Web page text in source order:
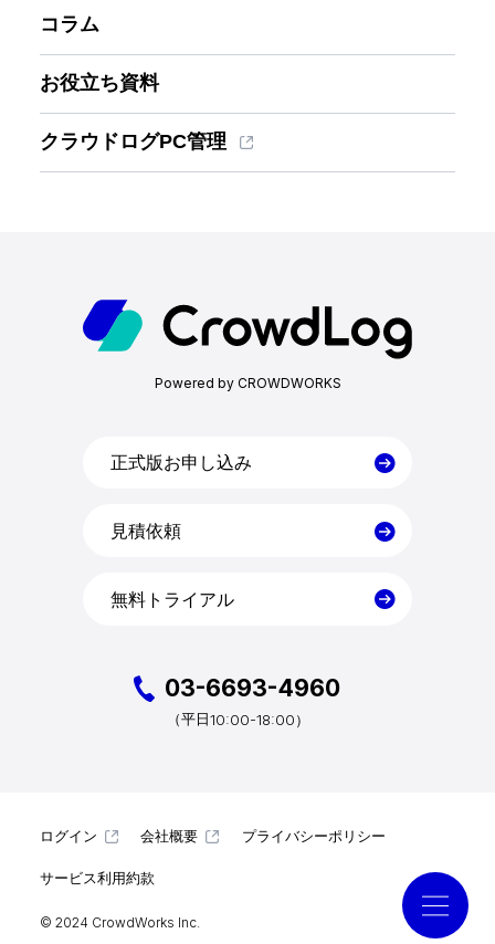
機能一覧
目的・活用シーン
料金
導入事例
コラム
お役立ち資料
資料請求
コラム
お役立ち資料
クラウドログPC管理
Powered by CROWDWORKS
正式版お申し込み
見積依頼
無料トライアル
03-6693-4960
（平日10:00-18:00）
ログイン 会社概要 プライバシーポリシー
サービス利用約款
© 2024 CrowdWorks Inc.